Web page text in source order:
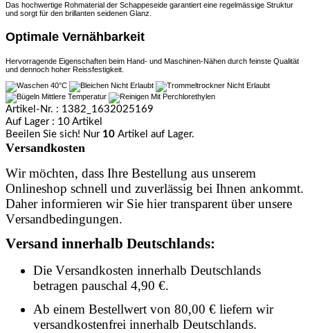
Das hochwertige Rohmaterial der Schappeseide garantiert eine regelmässige Struktur
und sorgt für den brillanten seidenen Glanz.
Optimale Vernähbarkeit
Hervorragende Eigenschaften beim Hand- und Maschinen-Nähen durch feinste Qualität
und dennoch hoher Reissfestigkeit.
Artikel-Nr. : 1382_1632025169
Auf Lager : 10 Artikel
Beeilen Sie sich! Nur 10 Artikel auf Lager.
Versandkosten
Wir möchten, dass Ihre Bestellung aus unserem
Onlineshop schnell und zuverlässig bei Ihnen ankommt.
Daher informieren wir Sie hier transparent über unsere
Versandbedingungen.
Versand innerhalb Deutschlands:
Die Versandkosten innerhalb Deutschlands
betragen pauschal 4,90 €.
Ab einem Bestellwert von 80,00 € liefern wir
versandkostenfrei innerhalb Deutschlands.